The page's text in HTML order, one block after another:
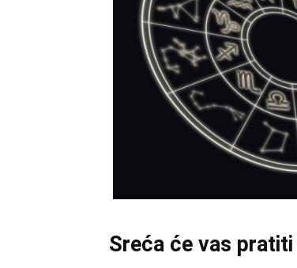
Sreća će vas